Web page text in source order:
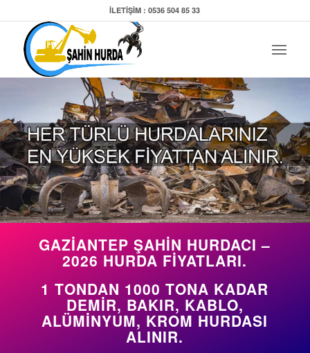
İLETİŞİM : 0536 504 85 33
GAZİANTEP ŞAHİN HURDACI –
2026 HURDA FİYATLARI.
1 TONDAN 1000 TONA KADAR
DEMİR, BAKIR, KABLO,
ALÜMİNYUM, KROM HURDASI
ALINIR.